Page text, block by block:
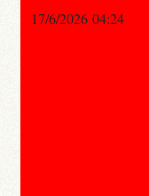
17/6/2026 04:24